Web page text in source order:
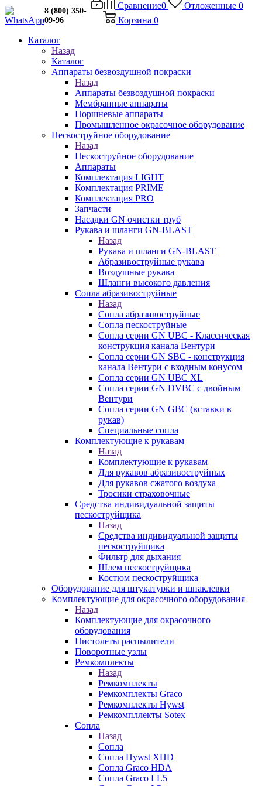
Сравнение0 Отложенные 0
Корзина 0
8 (800) 350-
09-96
Каталог
Назад
Каталог
Аппараты безвоздушной покраски
Назад
Аппараты безвоздушной покраски
Мембранные аппараты
Поршневые аппараты
Промышленное окрасочное оборудование
Пескоструйное оборудование
Назад
Пескоструйное оборудование
Аппараты
Комплектация LIGHT
Комплектация PRIME
Комплектация PRO
Запчасти
Насадки GN очистки труб
Рукава и шланги GN-BLAST
Назад
Рукава и шланги GN-BLAST
Абразивоструйные рукава
Воздушные рукава
Шланги высокого давления
Сопла абразивоструйные
Назад
Сопла абразивоструйные
Сопла пескоструйные
Сопла серии GN UBC - Классическая
конструкция канала Вентури
Сопла серии GN SBC - конструкция
канала Вентури c входным конусом
Сопла серии GN UBC XL
Сопла серии GN DVBC с двойным
Вентури
Сопла серии GN GBC (вставки в
рукав)
Специальные сопла
Комплектующие к рукавам
Назад
Комплектующие к рукавам
Для рукавов абразивоструйных
Для рукавов сжатого воздуха
Тросики страховочные
Средства индивидуальной защиты
пескоструйщика
Назад
Средства индивидуальной защиты
пескоструйщика
Фильтр для дыхания
Шлем пескоструйщика
Костюм пескоструйщика
Оборудование для штукатурки и шпаклевки
Комплектующие для окрасочного оборудования
Назад
Комплектующие для окрасочного
оборудования
Пистолеты распылители
Поворотные узлы
Ремкомплекты
Назад
Ремкомплекты
Ремкомплекты Graco
Ремкомплекты Hywst
Ремкомпллекты Sotex
Сопла
Назад
Сопла
Сопла Hywst XHD
Сопла Graco HDA
Сопла Graco LL5